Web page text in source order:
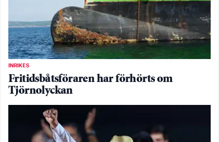
INRIKES
Fritidsbåtsföraren har förhörts om
Tjörnolyckan